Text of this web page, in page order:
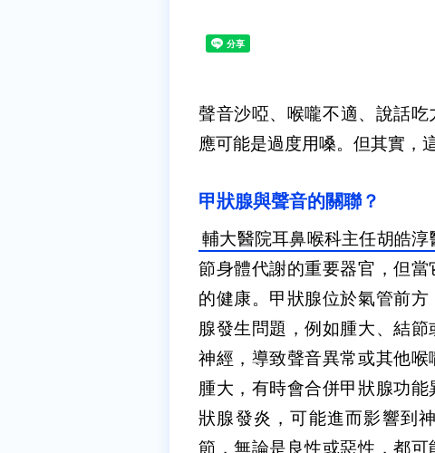
聲音沙啞、喉嚨不適、說話
應可能是過度用嗓。但其實，
甲狀腺與聲音的關聯？
輔大醫院耳鼻喉科主任胡皓淳
節身體代謝的重要器官，但
的健康。 甲狀腺位於氣管前
腺發生問題，例如腫大、結
神經，導致聲音異常或其他
腫大，有時會合併甲狀腺功
狀腺發炎，可能進而影響到
節，無論是良性或惡性，都